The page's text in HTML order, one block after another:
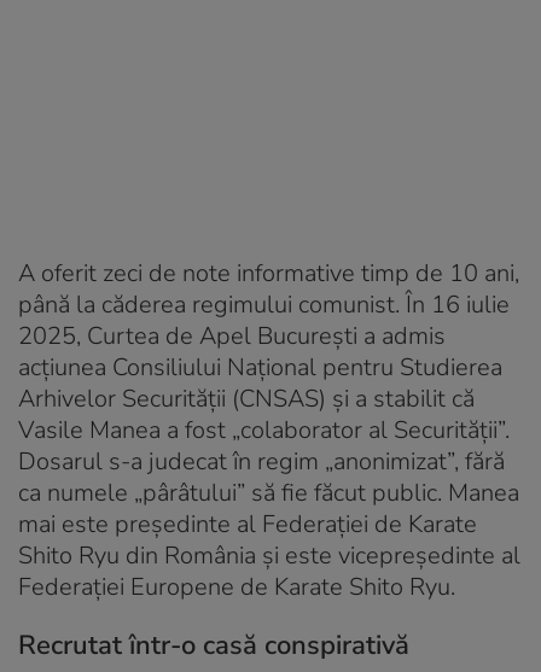
A oferit zeci de note informative timp de 10 ani,
până la căderea regimului comunist. În 16 iulie
2025, Curtea de Apel București a admis
acțiunea Consiliului Național pentru Studierea
Arhivelor Securității (CNSAS) și a stabilit că
Vasile Manea a fost „colaborator al Securității”.
Dosarul s-a judecat în regim „anonimizat”, fără
ca numele „pârâtului” să fie făcut public. Manea
mai este președinte al Federației de Karate
Shito Ryu din România și este vicepreședinte al
Federației Europene de Karate Shito Ryu.
Recrutat într-o casă conspirativă